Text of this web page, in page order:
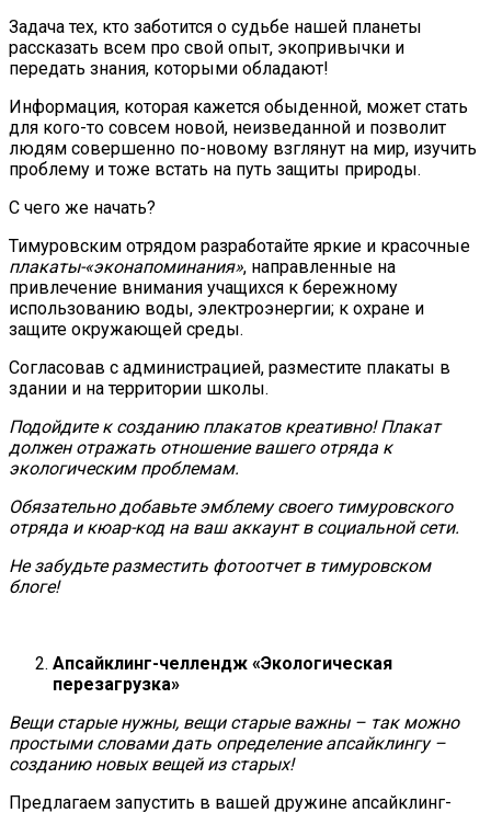
Задача тех, кто заботится о судьбе нашей планеты
рассказать всем про свой опыт, экопривычки и
передать знания, которыми обладают!
Информация, которая кажется обыденной, может стать
для кого-то совсем новой, неизведанной и позволит
людям совершенно по-новому взглянут на мир, изучить
проблему и тоже встать на путь защиты природы.
С чего же начать?
Тимуровским отрядом разработайте яркие и красочные
плакаты-«эконапоминания», направленные на
привлечение внимания учащихся к бережному
использованию воды, электроэнергии; к охране и
защите окружающей среды.
Согласовав с администрацией, разместите плакаты в
здании и на территории школы.
Подойдите к созданию плакатов креативно! Плакат
должен отражать отношение вашего отряда к
экологическим проблемам.
Обязательно добавьте эмблему своего тимуровского
отряда и кюар-код на ваш аккаунт в социальной сети.
Не забудьте разместить фотоотчет в тимуровском
блоге!
Апсайклинг-челлендж «Экологическая
перезагрузка»
Вещи старые нужны, вещи старые важны – так можно
простыми словами дать определение апсайклингу –
созданию новых вещей из старых!
Предлагаем запустить в вашей дружине апсайклинг-